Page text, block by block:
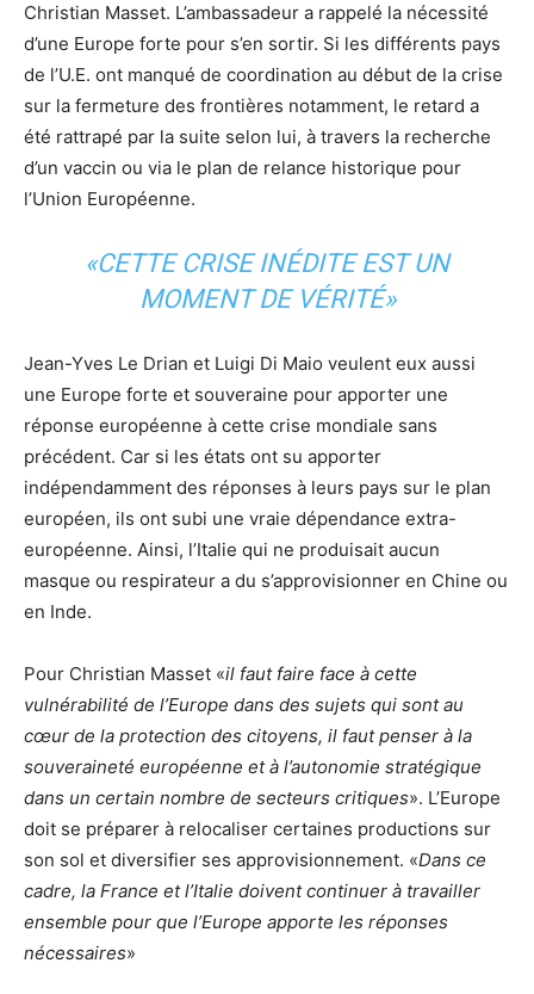
Christian Masset. L’ambassadeur a rappelé la nécessité
d’une Europe forte pour s’en sortir. Si les différents pays
de l’U.E. ont manqué de coordination au début de la crise
sur la fermeture des frontières notamment, le retard a
été rattrapé par la suite selon lui, à travers la recherche
d’un vaccin ou via le plan de relance historique pour
l’Union Européenne.
«CETTE CRISE INÉDITE EST UN
MOMENT DE VÉRITÉ»
Jean-Yves Le Drian et Luigi Di Maio veulent eux aussi
une Europe forte et souveraine pour apporter une
réponse européenne à cette crise mondiale sans
précédent. Car si les états ont su apporter
indépendamment des réponses à leurs pays sur le plan
européen, ils ont subi une vraie dépendance extra-
européenne. Ainsi, l’Italie qui ne produisait aucun
masque ou respirateur a du s’approvisionner en Chine ou
en Inde.
Pour Christian Masset «il faut faire face à cette
vulnérabilité de l’Europe dans des sujets qui sont au
cœur de la protection des citoyens, il faut penser à la
souveraineté européenne et à l’autonomie stratégique
dans un certain nombre de secteurs critiques». L’Europe
doit se préparer à relocaliser certaines productions sur
son sol et diversifier ses approvisionnement. «Dans ce
cadre, la France et l’Italie doivent continuer à travailler
ensemble pour que l’Europe apporte les réponses
nécessaires»